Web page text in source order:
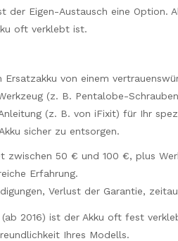
der Eigen-Austausch eine Option.
oft verklebt ist.
von einem
(z. B. Pentalobe-
(z. B. von iFixit) für Ihr
sicher zu entsorgen.
zwischen 50 € und 100 €, plus
Erfahrung.
Verlust der Garantie,
2016) ist der Akku oft fest
Ihres Modells.